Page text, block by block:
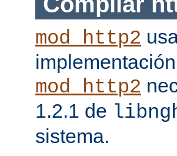
mod_http2
mod_http2
1.2.1 de
sistema.